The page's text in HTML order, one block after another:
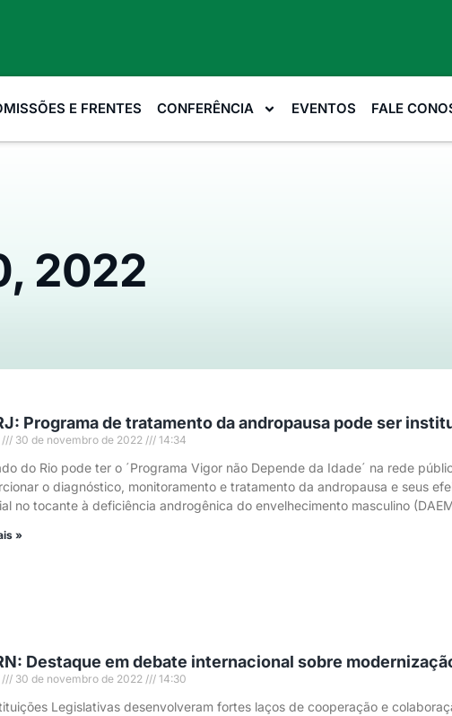
E FRENTES CONFERÊNCIA EVENTOS FALE
2022
Programa de tratamento da andropausa pode ser
30 de novembro de 2022 14:34
do Rio pode ter o ´Programa Vigor não Depende da Idade´ na rede
o diagnóstico, monitoramento e tratamento da andropausa e seus
no tocante à deficiência androgênica do envelhecimento masculino
»
Destaque em debate internacional sobre
30 de novembro de 2022 14:30
Legislativas desenvolveram fortes laços de cooperação e